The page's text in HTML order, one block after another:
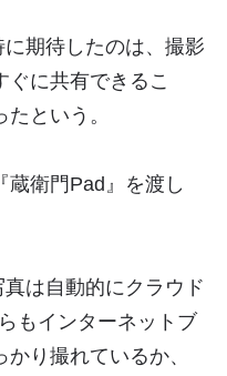
期待したのは、撮影
ぐに共有できるこ
という。
蔵衛門Pad』を渡し
真は自動的にクラウド
もインターネットブ
り撮れているか、